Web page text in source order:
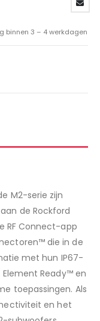
binnen 3 – 4 werkdagen
M2-serie zijn
de Rockford
RF Connect-app
die in de
met hun IP67-
Ready™ en
toepassingen. Als
en het